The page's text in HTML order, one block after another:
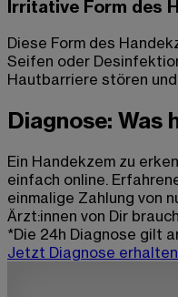
Irritative Form des
Diese Form des
Seifen oder
Hautbarriere stören
Diagnose: Was
Ein Handekzem zu
einfach online.
einmalige Zahlung von
Ärzt:innen von Dir
*Die 24h Diagnose gilt
Jetzt Diagnose erhalten